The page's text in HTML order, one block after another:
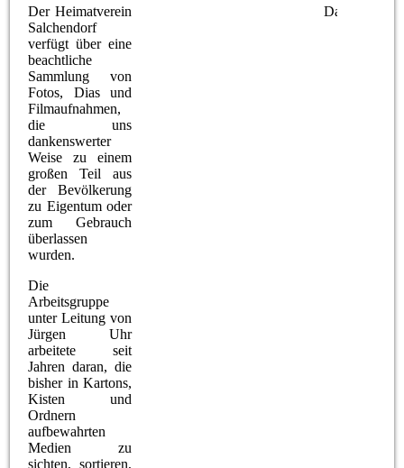
Der Heimatverein
Salchendorf
verfügt über eine
beachtliche
Sammlung von
Fotos, Dias und
Filmaufnahmen,
die uns
dankenswerter
Weise zu einem
großen Teil aus
der Bevölkerung
zu Eigentum oder
zum Gebrauch
überlassen
wurden.
Die
Arbeitsgruppe
unter Leitung von
Jürgen Uhr
arbeitete seit
Jahren daran, die
bisher in Kartons,
Kisten und
Ordnern
aufbewahrten
Medien zu
sichten, sortieren,
Das